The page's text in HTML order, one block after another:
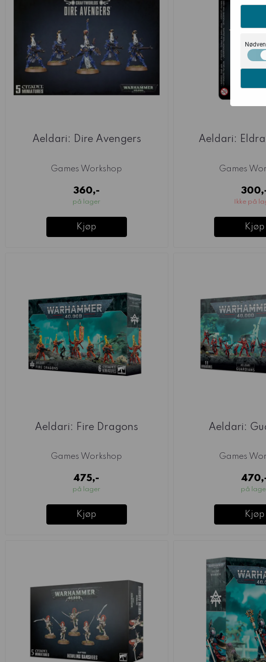
Aeldari: Dire Avengers
Games Workshop
360,-
på lager
Kjøp
Aeldari:
Games
Ikke på
Kjøp
Aeldari: Fire Dragons
Games Workshop
475,-
på lager
Kjøp
Aeldari:
Games
på
Kjøp